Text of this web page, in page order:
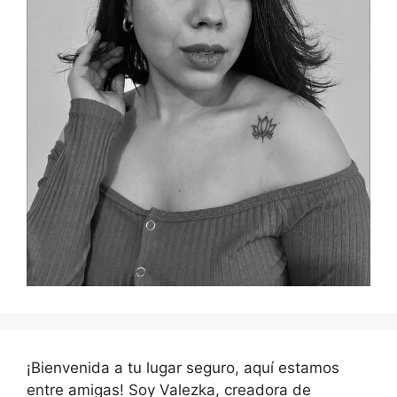
¡Bienvenida a tu lugar seguro, aquí estamos
entre amigas! Soy Valezka, creadora de